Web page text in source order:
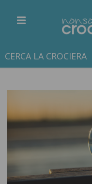
CERCA LA CROCIERA